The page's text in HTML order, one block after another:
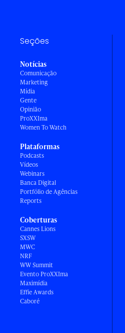
Seções
Notícias
Comunicação
Marketing
Mídia
Gente
Opinião
ProXXIma
Women To Watch
Plataformas
Podcasts
Vídeos
Webinars
Banca Digital
Portfólio de Agências
Reports
Coberturas
Cannes Lions
SXSW
MWC
NRF
WW Summit
Evento ProXXIma
Maximídia
Effie Awards
Caboré